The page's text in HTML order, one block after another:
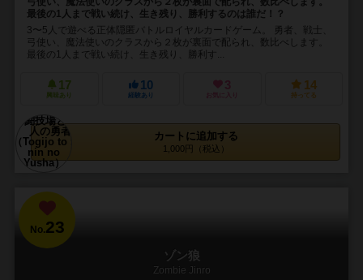
最後の1人まで戦い続け、生き残り、勝利するのは誰だ！？
3〜5人で遊べる正体隠匿バトルロイヤルカードゲーム。 勇者、戦士、
弓使い、魔法使いのクラスから２枚が裏面で配られ、数比べします。
最後の1人まで戦い続け、生き残り、勝利す...
17
興味あり
10
経験あり
3
お気に入り
14
持ってる
カートに追加する
1,000円（税込）
No.23
ゾン狼
Zombie Jinro